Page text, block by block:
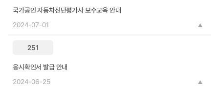
국가공인 자동차진단평가사 보수교육 안내
2024-07-01
251
응시확인서 발급 안내
2024-06-25